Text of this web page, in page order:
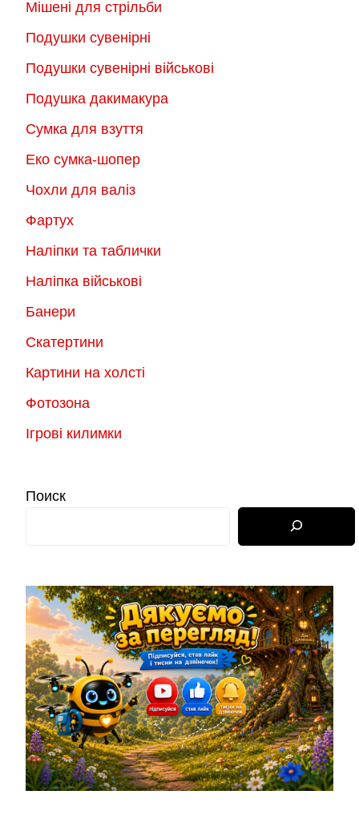
Мішені для стрільби
Подушки сувенірні
Подушки сувенірні військові
Подушка дакимакура
Сумка для взуття
Еко сумка-шопер
Чохли для валіз
Фартух
Наліпки та таблички
Наліпка військові
Банери
Скатертини
Картини на холсті
Фотозона
Ігрові килимки
Поиск